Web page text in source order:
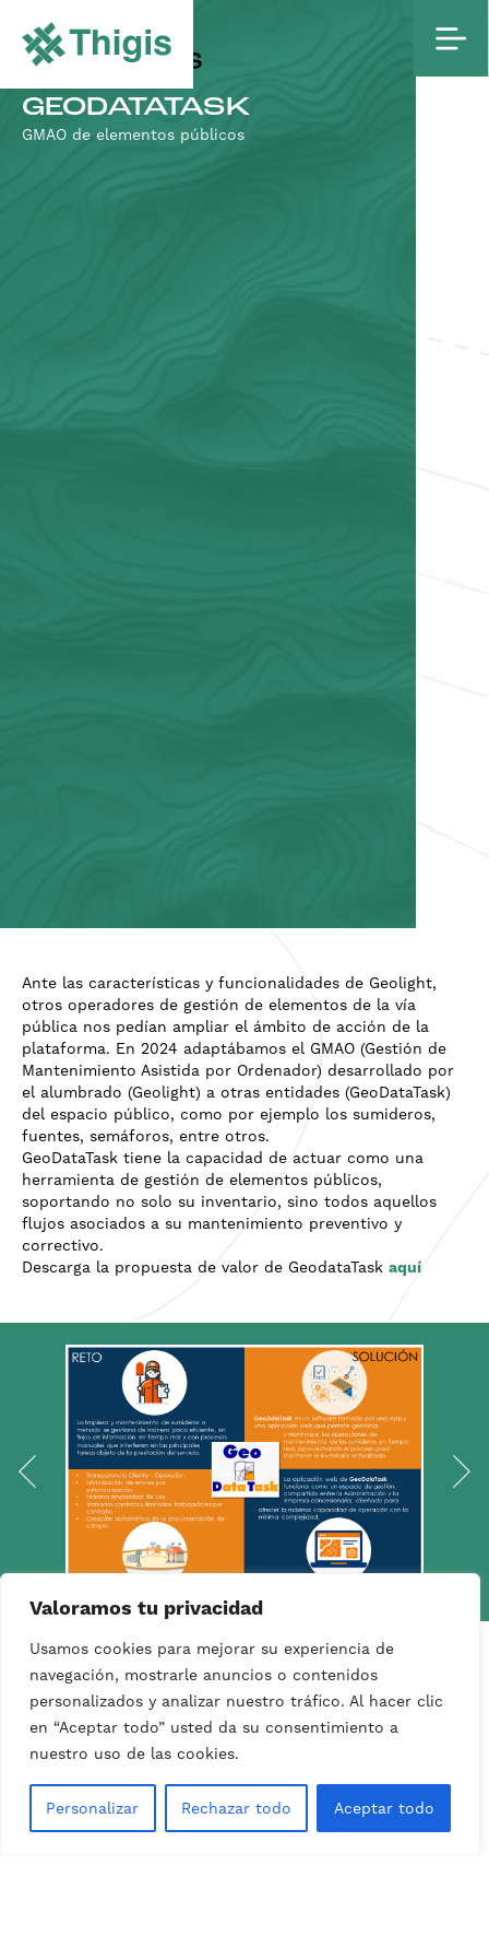
Valoramos tu privacidad
Usamos cookies para mejorar su experiencia de
navegación, mostrarle anuncios o contenidos
personalizados y analizar nuestro tráfico. Al hacer clic
en “Aceptar todo” usted da su consentimiento a
nuestro uso de las cookies.
Personalizar Rechazar todo Aceptar todo
PROYECTOS
GEODATATASK
GMAO de elementos públicos
Ante las características y funcionalidades de Geolight,
otros operadores de gestión de elementos de la vía
pública nos pedían ampliar el ámbito de acción de la
plataforma. En 2024 adaptábamos el GMAO (Gestión de
Mantenimiento Asistida por Ordenador) desarrollado por
el alumbrado (Geolight) a otras entidades (GeoDataTask)
del espacio público, como por ejemplo los sumideros,
fuentes, semáforos, entre otros.
GeoDataTask tiene la capacidad de actuar como una
herramienta de gestión de elementos públicos,
soportando no solo su inventario, sino todos aquellos
flujos asociados a su mantenimiento preventivo y
correctivo.
Descarga la propuesta de valor de GeodataTask aquí
GeoDataTask